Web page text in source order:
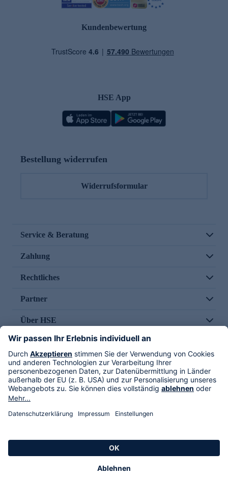
Kundenbewertung
HSE App
Bestellung widerrufen
Widerrufsformular
Service & Beratung
Zahlung
Rechtliches
Partner
Über HSE
Im TV
HSE International